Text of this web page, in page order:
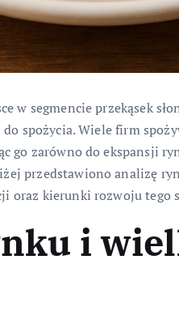
w segmencie przekąsek
spożycia. Wiele firm
go zarówno do ekspansji
przedstawiono analizę
oraz kierunki rozwoju tego
i